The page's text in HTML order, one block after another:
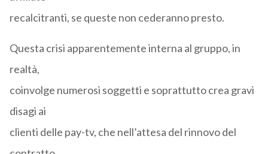
recalcitranti, se queste non cederanno presto.
Questa crisi apparentemente interna al gruppo, in
realtà,
coinvolge numerosi soggetti e soprattutto crea gravi
disagi ai
clienti delle pay-tv, che nell’attesa del rinnovo del